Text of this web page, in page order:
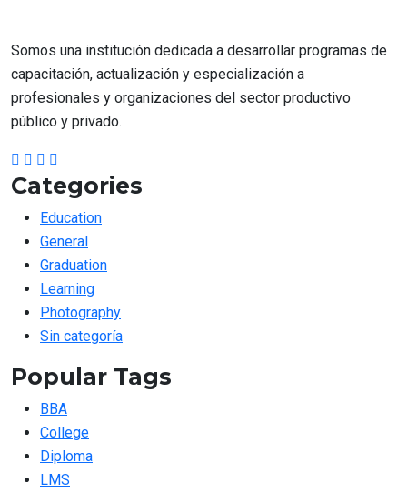
Somos una institución dedicada a desarrollar programas de
capacitación, actualización y especialización a
profesionales y organizaciones del sector productivo
público y privado.
Categories
Education
General
Graduation
Learning
Photography
Sin categoría
Popular Tags
BBA
College
Diploma
LMS